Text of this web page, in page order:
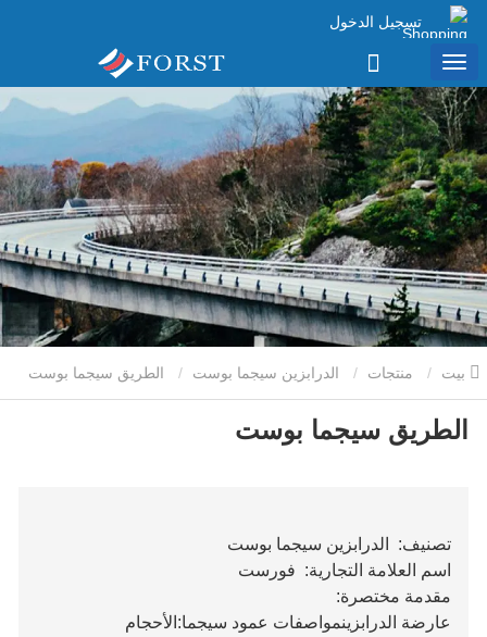
تسجيل الدخول
منتجات الدرابزين سيجما بوست
الطريق سيجما بوست
تصنيف:
الدرابزين سيجما بوست
اسم العلامة التجارية: فورست
مقدمة مختصرة:
عارضة الدرابزينمواصفات عمود سيجما:الأحجام